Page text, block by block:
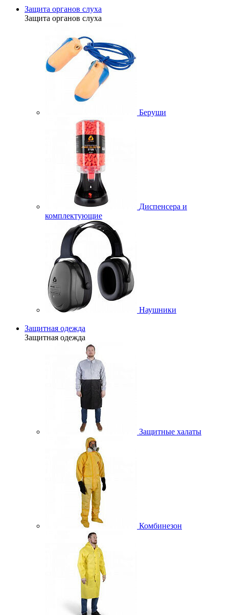
Защита органов слуха
Защита органов слуха
Беруши
Диспенсера и
комплектующие
Наушники
Защитная одежда
Защитная одежда
Защитные халаты
Комбинезон